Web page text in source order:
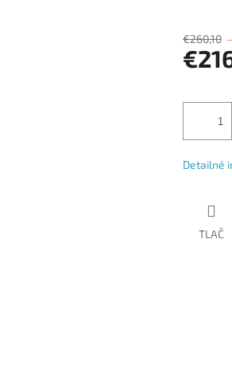
€260,10
cena:
Detailné
TLAČ